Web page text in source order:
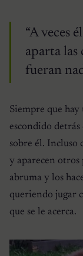
“A veces
aparta las
fueran
Siempre que hay
escondido detrás
sobre él. Incluso
y aparecen otros
abruma y los
queriendo jugar
que se le acerca.